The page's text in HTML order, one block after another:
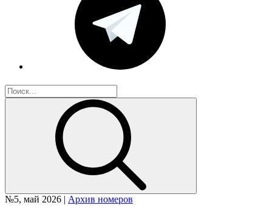
№5, май 2026 | Архив номеров